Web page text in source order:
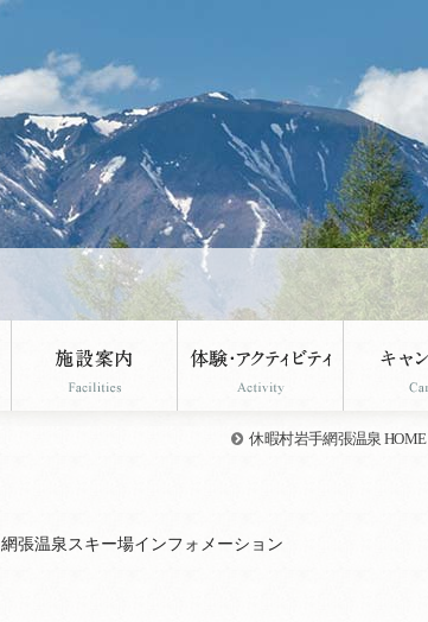
休暇村岩手網張温泉 HOME
網張温泉スキー場インフォメーション